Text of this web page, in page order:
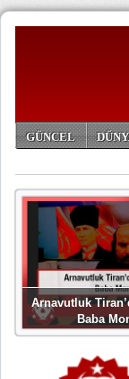
GÜNCEL
Arnavutluk
Baba